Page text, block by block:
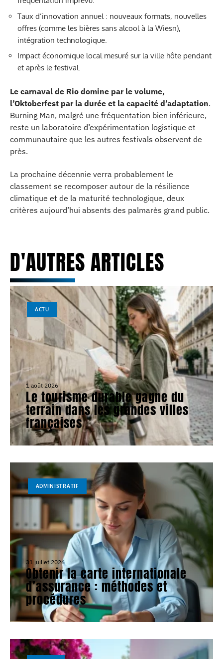
Taux d’innovation annuel : nouveaux formats, nouvelles
offres (comme les bières sans alcool à la Wiesn),
intégration technologique.
Impact économique local mesuré sur la ville hôte pendant
et après le festival.
Le carnaval de Rio domine par le volume,
l’Oktoberfest par la durée et la capacité d’adaptation.
Burning Man, malgré une fréquentation bien inférieure,
reste un laboratoire d’expérimentation logistique et
communautaire que les autres festivals observent de
près.
La prochaine décennie verra probablement le
classement se recomposer autour de la résilience
climatique et de la maturité technologique, deux
critères aujourd’hui absents des palmarès grand public.
D'AUTRES ARTICLES
ACTU
1 août 2026
Le tourisme durable gagne du
terrain dans les grandes villes
françaises
ADMINISTRATIF
31 juillet 2026
Obtenir la carte internationale
d’assurance : méthodes et
procédures